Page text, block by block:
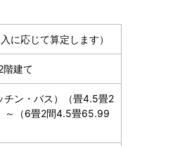
に応じて算定します）
階建て
チン・バス）（畳4.5畳2
～（6畳2間4.5畳65.99